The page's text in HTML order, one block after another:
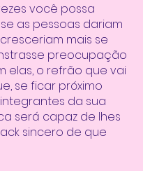
você possa
as pessoas dariam
mais se
preocupação
elas, o refrão que vai
se ficar próximo
da sua
será capaz de lhes
sincero de que